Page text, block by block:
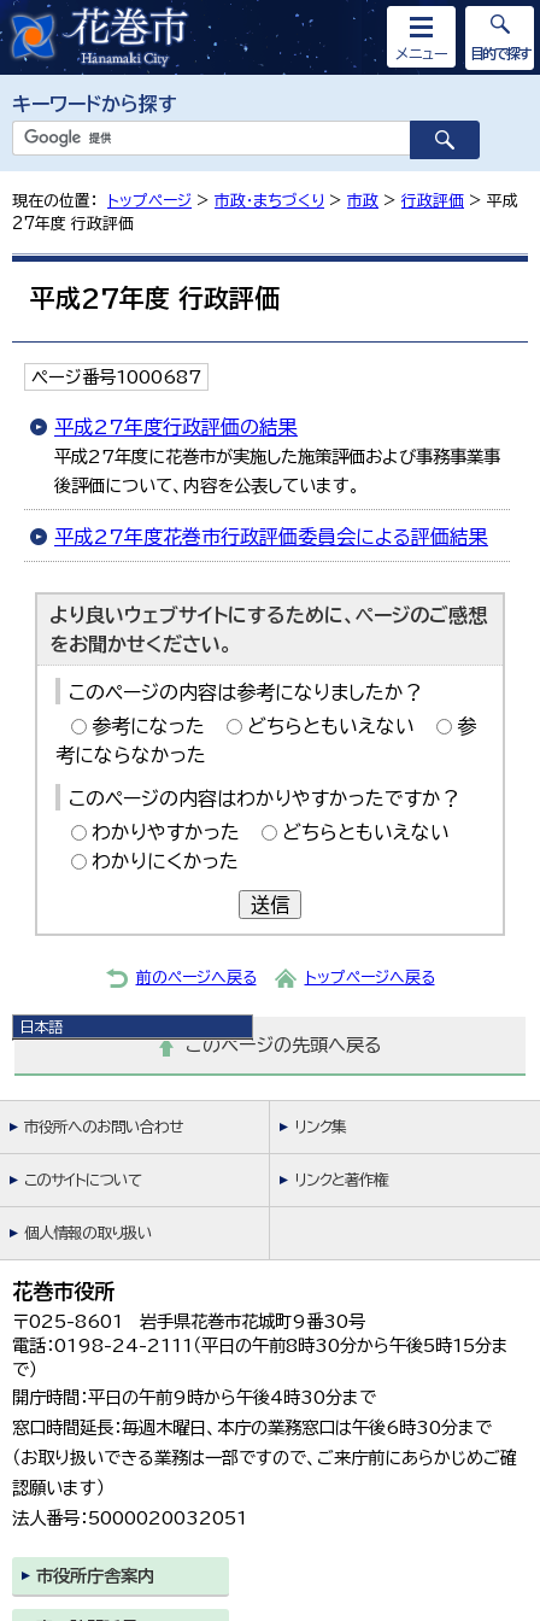
キーワードから探す
メニュー
日本語
English
简体中文
目的で探す
現在の位置： トップページ > 市政・まちづくり > 市政 > 行政評価 > 平成
27年度 行政評価
平成27年度 行政評価
ページ番号1000687
平成27年度行政評価の結果
平成27年度に花巻市が実施した施策評価および事務事業事
後評価について、内容を公表しています。
平成27年度花巻市行政評価委員会による評価結果
より良いウェブサイトにするために、ページのご感想
をお聞かせください。
このページの内容は参考になりましたか？
参考になった
どちらともいえない
参
考にならなかった
このページの内容はわかりやすかったですか？
わかりやすかった
どちらともいえない
わかりにくかった
送信
前のページへ戻る トップページへ戻る
このページの先頭へ戻る
市役所へのお問い合わせ リンク集
このサイトについて リンクと著作権
個人情報の取り扱い
花巻市役所
〒025-8601 岩手県花巻市花城町9番30号
電話：0198-24-2111（平日の午前8時30分から午後5時15分ま
で）
開庁時間：平日の午前9時から午後4時30分まで
窓口時間延長：毎週木曜日、本庁の業務窓口は午後6時30分まで
（お取り扱いできる業務は一部ですので、ご来庁前にあらかじめご確
認願います）
法人番号：5000020032051
市役所庁舎案内